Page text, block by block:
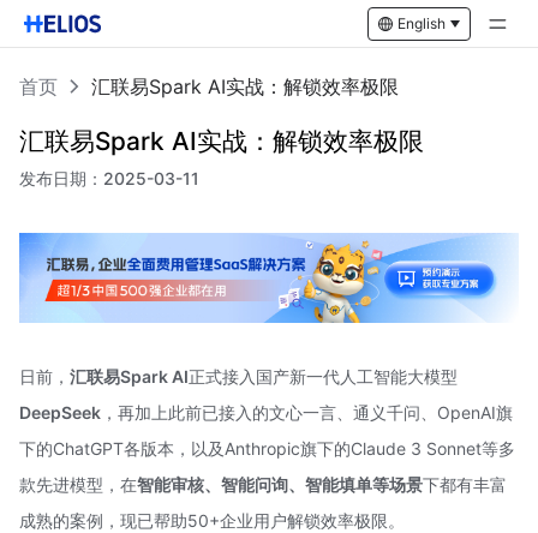
English
首页 汇联易Spark AI实战：解锁效率极限
汇联易Spark AI实战：解锁效率极限
发布日期： 2025-03-11
日前， 汇联易Spark AI正式接入国产新一代人工智能大模型
DeepSeek ，再加上此前已接入的文心一言、通义千问、OpenAI旗
下的ChatGPT各版本，以及Anthropic旗下的Claude 3 Sonnet等多
款先进模型，在智能审核、智能问询、智能填单等场景下都有丰富
成熟的案例，现已帮助50+企业用户解锁效率极限。